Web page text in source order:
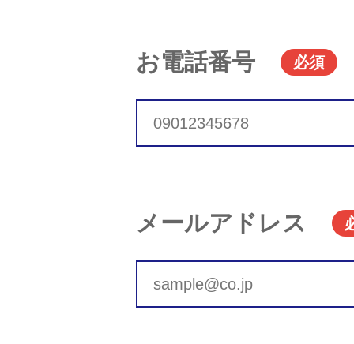
お電話番号 必須
メールアドレス